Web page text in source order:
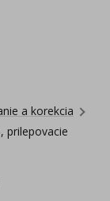
a korekcia
prilepovacie